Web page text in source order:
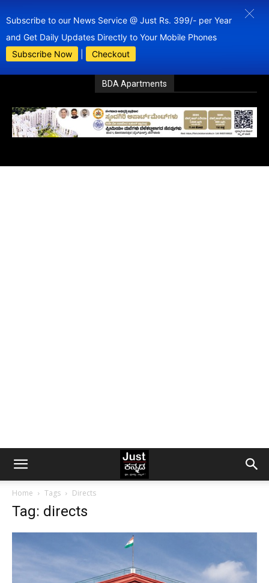
Subscribe to our News Service @ Just Rs. 399/- per Year
and Get Daily Updates Directly to Your Mobile Phones
Subscribe Now
Checkout
BDA Apartments
Home Tags Directs
Tag: directs